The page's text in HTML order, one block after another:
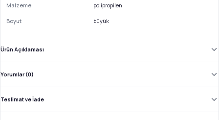
Malzeme polipropilen
Boyut büyük
Ürün Açıklaması
Yorumlar (0)
Teslimat ve İade